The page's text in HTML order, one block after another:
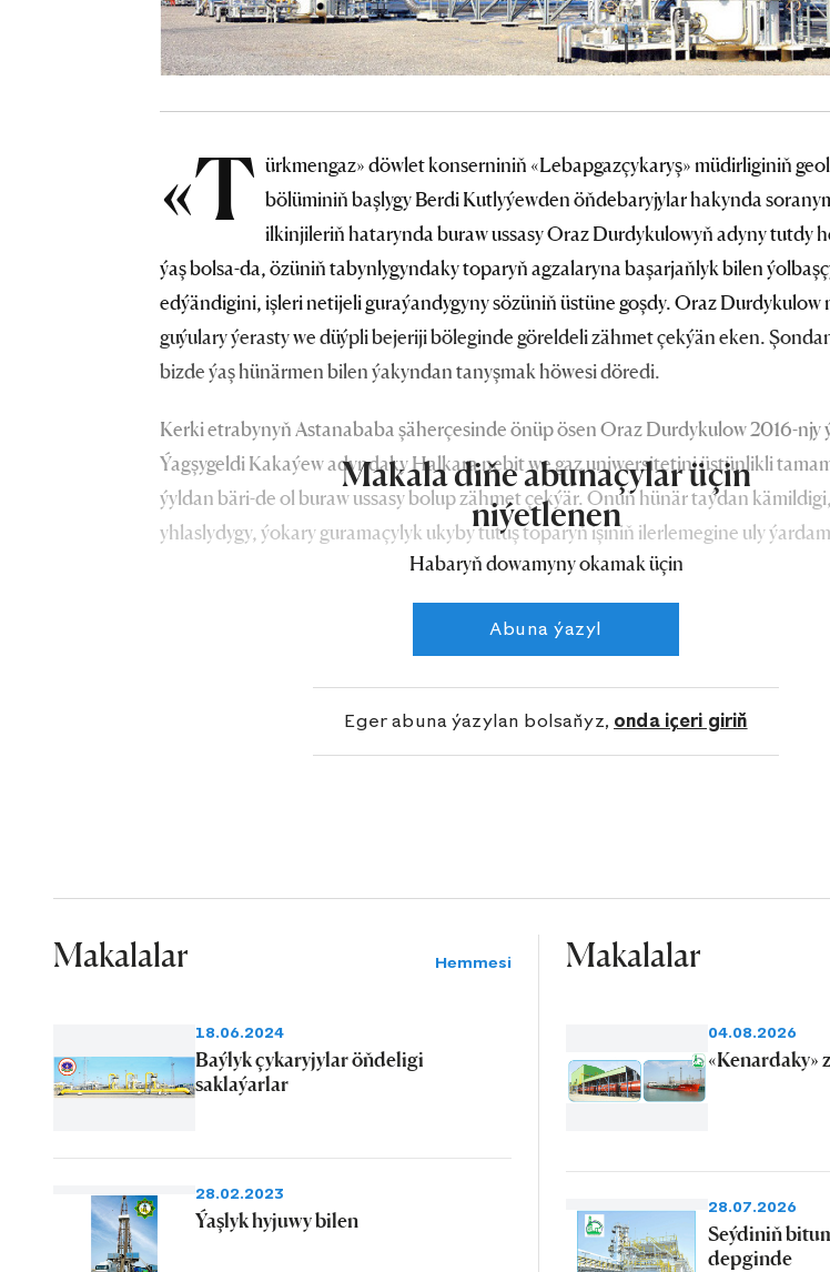
«T ürkmengaz» döwlet konserniniň «Lebapgazçykaryş» müdirliginiň
bölüminiň başlygy Berdi Kutlyýewden öňdebaryjylar hakynda
ilkinjileriň hatarynda buraw ussasy Oraz Durdykulowyň adyny tutdy
ýaş bolsa-da, özüniň tabynlygyndaky toparyň agzalaryna başarjaňlyk bilen
edýändigini, işleri netijeli guraýandygyny sözüniň üstüne goşdy. Oraz Durdykulow
guýulary ýerasty we düýpli bejeriji böleginde göreldeli zähmet çekýän eken.
bizde ýaş hünärmen bilen ýakyndan tanyşmak höwesi döredi.
Kerki etrabynyň Astanababa şäherçesinde önüp ösen Oraz Durdykulow 2016-njy
Ýagşygeldi Kakaýew adyndaky Halkara nebit we gaz uniwersitetini üstünlikli
ýyldan bäri-de ol buraw ussasy bolup zähmet çekýär. Onuň hünär taýdan
yhlaslydygy, ýokary guramaçylyk ukyby tutuş toparyň işiniň ilerlemegine uly
Makala diňe abunaçylar üçin
niýetlenen
Habaryň dowamyny okamak üçin
Abuna ýazyl
Eger abuna ýazylan bolsaňyz, onda içeri giriň
Makalalar Hemmesi
18.06.2024
Baýlyk çykaryjylar öňdeligi
saklaýarlar
28.02.2023
Ýaşlyk hyjuwy bilen
Makalalar
04.08.2026
«Kenardaky»
28.07.2026
Seýdiniň
depginde